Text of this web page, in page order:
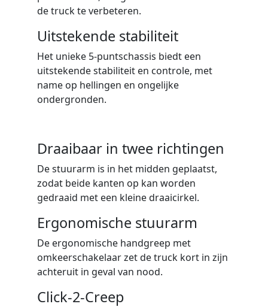
de truck te verbeteren.
Uitstekende stabiliteit
Het unieke 5-puntschassis biedt een
uitstekende stabiliteit en controle, met
name op hellingen en ongelijke
ondergronden.
Draaibaar in twee richtingen
De stuurarm is in het midden geplaatst,
zodat beide kanten op kan worden
gedraaid met een kleine draaicirkel.
Ergonomische stuurarm
De ergonomische handgreep met
omkeerschakelaar zet de truck kort in zijn
achteruit in geval van nood.
Click-2-Creep